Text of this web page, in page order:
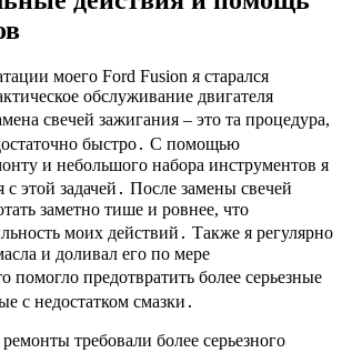
моего Ford Fusion я старался
обслуживание двигателя
свечей зажигания – это та процедура,
быстро․ С помощью
и небольшого набора инструментов я
с этой задачей․ После замены свечей
заметно тише и ровнее, что
моих действий․ Также я регулярно
и доливал его по мере
помогло предотвратить более серьезные
с недостатком смазки․
требовали более серьезного